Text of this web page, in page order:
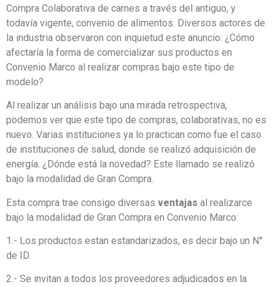
Compra Colaborativa de carnes a través del antiguo, y
todavía vigente, convenio de alimentos. Diversos actores de
la industria observaron con inquietud este anuncio: ¿Cómo
afectaría la forma de comercializar sus productos en
Convenio Marco al realizar compras bajo este tipo de
modelo?
Al realizar un análisis bajo una mirada retrospectiva,
podemos ver que este tipo de compras, colaborativas, no es
nuevo. Varias instituciones ya lo practican como fue el caso
de instituciones de salud, donde se realizó adquisición de
energía. ¿Dónde está la novedad? Este llamado se realizó
bajo la modalidad de Gran Compra.
Esta compra trae consigo diversas ventajas al realizarce
bajo la modalidad de Gran Compra en Convenio Marco:
1.- Los productos estan estandarizados, es decir bajo un N°
de ID.
2.- Se invitan a todos los proveedores adjudicados en la